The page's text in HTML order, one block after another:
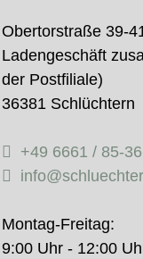
Obertorstraße 39-
Ladengeschäft
der Postfiliale)
36381 Schlüchtern
+49 6661 / 85-
Montag-Freitag:
9:00 Uhr - 12:00